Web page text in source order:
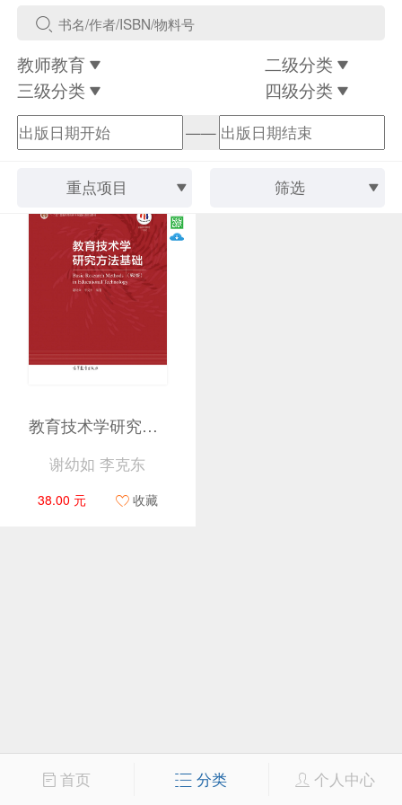
教师教育
二级分类
三级分类
四级分类
——
重点项目 筛选
教育技术学研究方法基础（第2版）
谢幼如 李克东
38.00 元 收藏
首页 分类 个人中心